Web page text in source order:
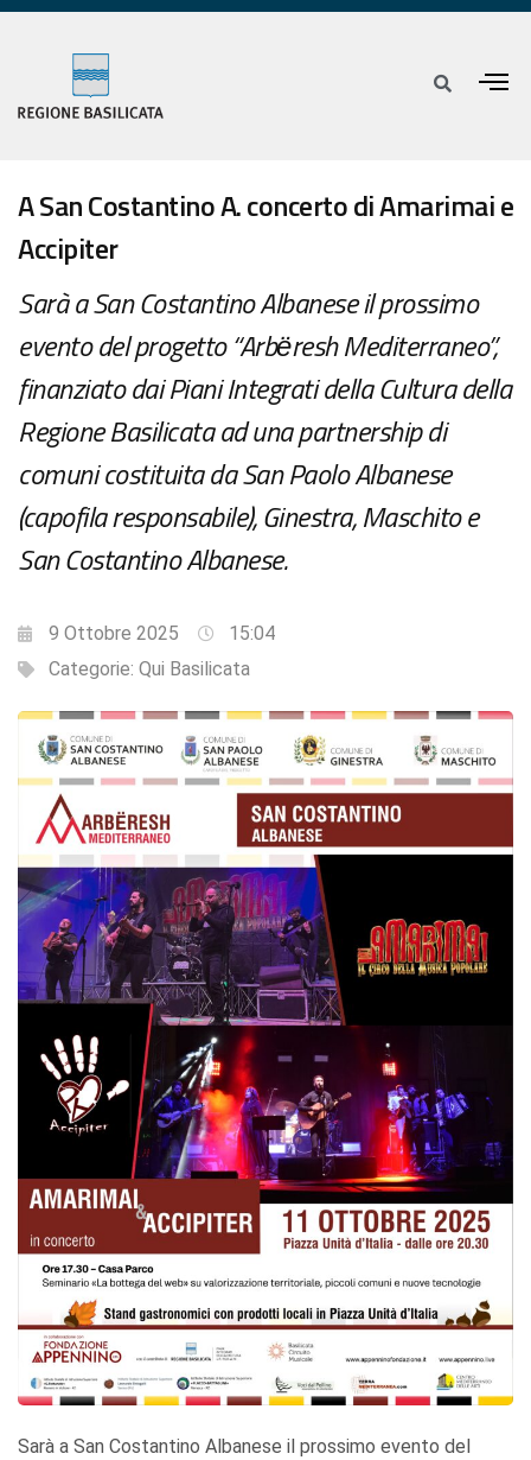
A San Costantino A. concerto di Amarimai e
Accipiter
Sarà a San Costantino Albanese il prossimo
evento del progetto “Arbёresh Mediterraneo”,
finanziato dai Piani Integrati della Cultura della
Regione Basilicata ad una partnership di
comuni costituita da San Paolo Albanese
(capofila responsabile), Ginestra, Maschito e
San Costantino Albanese.
9 Ottobre 2025
15:04
Categorie: Qui Basilicata
Sarà a San Costantino Albanese il prossimo evento del